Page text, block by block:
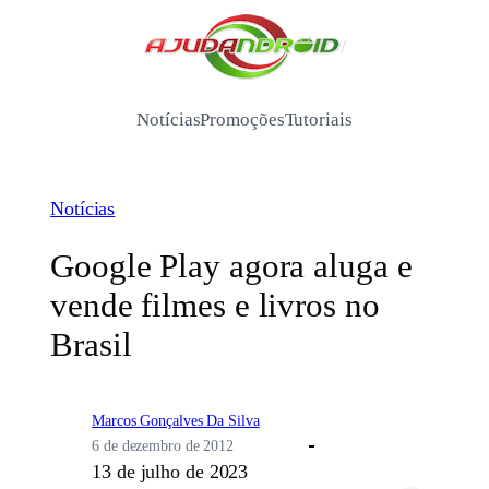
/
NotíciasPromoçõesTutoriais
Notícias
Google Play agora aluga e
vende filmes e livros no
Brasil
Marcos Gonçalves Da Silva
6 de dezembro de 2012
13 de julho de 2023